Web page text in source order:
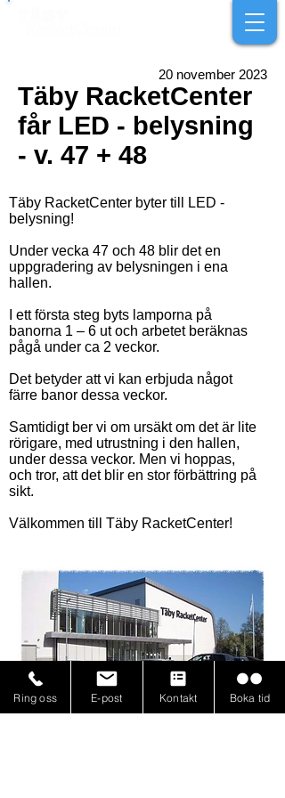
20 november 2023
Täby RacketCenter
får LED - belysning
- v. 47 + 48
Täby RacketCenter byter till LED -
belysning!
Under vecka 47 och 48 blir det en
uppgradering av belysningen i ena
hallen.
I ett första steg byts lamporna på
banorna 1 – 6 ut och arbetet beräknas
pågå under ca 2 veckor.
Det betyder att vi kan erbjuda något
färre banor dessa veckor.
Samtidigt ber vi om ursäkt om det är lite
rörigare, med utrustning i den hallen,
under dessa veckor. Men vi hoppas,
och tror, att det blir en stor förbättring på
sikt.
Välkommen till Täby RacketCenter!
Läs fler nyheter
Ring oss E-post Kontakt Boka tid